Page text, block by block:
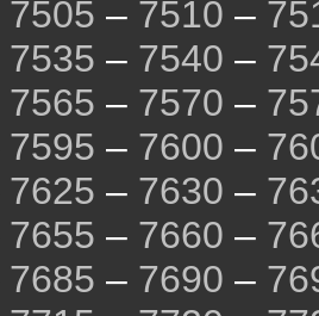
7505 – 7510 –
7535 – 7540 –
7565 – 7570 –
7595 – 7600 –
7625 – 7630 –
7655 – 7660 –
7685 – 7690 –